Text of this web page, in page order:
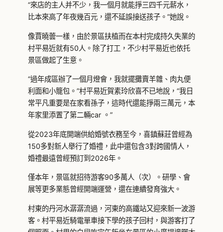
“來店的主人并不少，我一個月就能掙三四千元薪水，
比本來高了年夜幾百元，還不延誤接送孩子。”她說。
像賈曉蕓一樣，由於景區扶植而在本村完成持久失業的
村平易近就有50人。除了打工，不少村平易近也依托
景區做起了生意。
“過年成區辦了一個月燈會，我就擺攤賣羊雜、肉丸便
利面和小籠包。”村平易近賀素玲欣喜不已地說，“我日
常平凡重要是在家看孫子，這時代還能掙兩三萬元，本
年家里添置了第二輛car 。”
從2023年底開端供給婚號衣務至今，喜鎮蘇莊曾經為
150多對新人舉行了婚禮，此中還包含3對跨國情人，
婚禮最遠曾經預訂到2026年。
僅本年，景區就招待游客90多萬人（次）。研學、會
展等更多業態曾經開端運營，還在連續發育強大。
村東的丹河水潺潺流過，河東的高鐵站又迎來新一波游
客。村平易近騎電單車接下學的孩子回村，與游客打了